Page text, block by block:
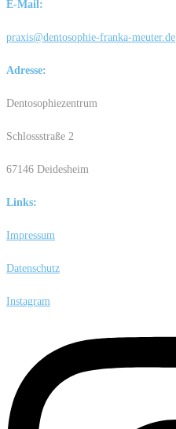
E-Mail:
praxis@dentosophie-franka-meuter.de
Adresse:
Dentosophiezentrum
Schlossstraße 2
67146 Deidesheim
Links:
Impressum
Datenschutz
Instagram